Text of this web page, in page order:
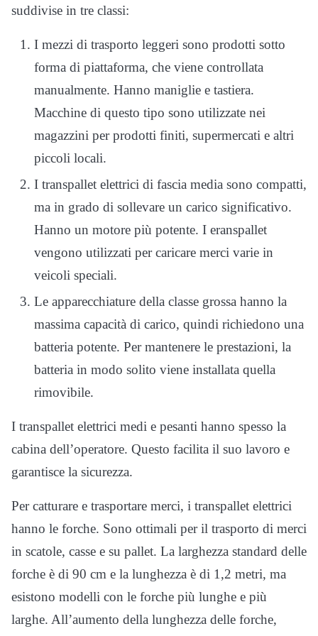
suddivise in tre classi:
I mezzi di trasporto leggeri sono prodotti sotto
forma di piattaforma, che viene controllata
manualmente. Hanno maniglie e tastiera.
Macchine di questo tipo sono utilizzate nei
magazzini per prodotti finiti, supermercati e altri
piccoli locali.
I transpallet elettrici di fascia media sono compatti,
ma in grado di sollevare un carico significativo.
Hanno un motore più potente. I еranspallet
vengono utilizzati per caricare merci varie in
veicoli speciali.
Le apparecchiature della classe grossa hanno la
massima capacità di carico, quindi richiedono una
batteria potente. Per mantenere le prestazioni, la
batteria in modo solito viene installata quella
rimovibile.
I transpallet elettrici medi e pesanti hanno spesso la
cabina dell’operatore. Questo facilita il suo lavoro e
garantisce la sicurezza.
Per catturare e trasportare merci, i transpallet elettrici
hanno le forche. Sono ottimali per il trasporto di merci
in scatole, casse e su pallet. La larghezza standard delle
forche è di 90 cm e la lunghezza è di 1,2 metri, ma
esistono modelli con le forche più lunghe e più
larghe. All’aumento della lunghezza delle forche,